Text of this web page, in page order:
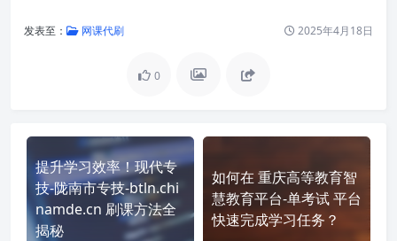
发表至： 网课代刷 2025年4月18日
0
提升学习效率！现代专
技-陇南市专技-btln.chi
namde.cn 刷课方法全
揭秘
如何在 重庆高等教育智
慧教育平台-单考试 平台
快速完成学习任务？